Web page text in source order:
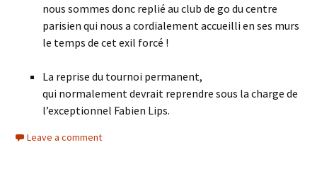
nous sommes donc replié au club de go du centre
parisien qui nous a cordialement accueilli en ses murs
le temps de cet exil forcé !
La reprise du tournoi permanent,
qui normalement devrait reprendre sous la charge de
l’exceptionnel Fabien Lips.
Leave a comment